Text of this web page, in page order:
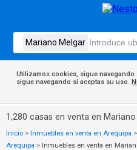
Utilizamos cookies, sigue
sigue navegando si aceptas su uso.
1,280 casas en venta en
Inicio > Inmuebles en venta en Arequipa >
Arequipa > Inmuebles en venta en